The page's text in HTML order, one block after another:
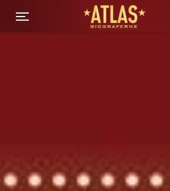
Toggle navigation
ATLAS Biograferne